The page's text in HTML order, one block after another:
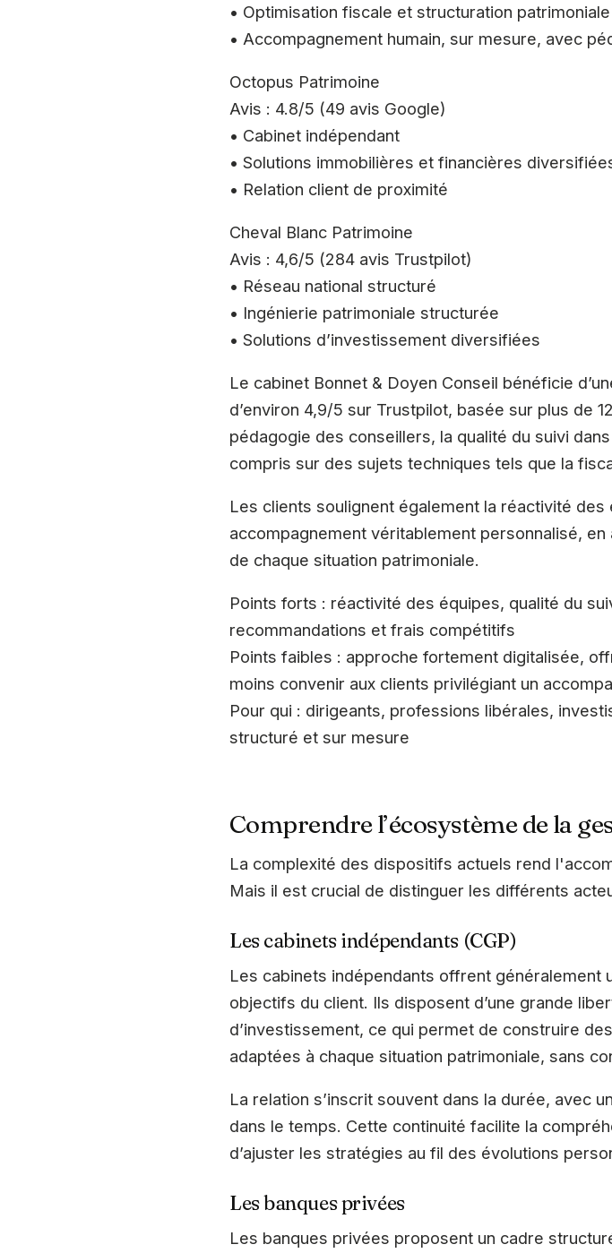
• Optimisation fiscale et structuration
• Accompagnement humain, sur mesure, avec
Octopus Patrimoine
Avis : 4.8/5 (49 avis Google)
• Cabinet indépendant
• Solutions immobilières et financières
• Relation client de proximité
Cheval Blanc Patrimoine
Avis : 4,6/5 (284 avis Trustpilot)
• Réseau national structuré
• Ingénierie patrimoniale structurée
• Solutions d’investissement diversifiées
Le cabinet Bonnet & Doyen Conseil bénéficie
d’environ 4,9/5 sur Trustpilot, basée sur plus de
pédagogie des conseillers, la qualité du suivi
compris sur des sujets techniques tels que la
Les clients soulignent également la réactivité
accompagnement véritablement personnalisé,
de chaque situation patrimoniale.
Points forts : réactivité des équipes, qualité du
recommandations et frais compétitifs
Points faibles : approche fortement digitalisée,
moins convenir aux clients privilégiant un
Pour qui : dirigeants, professions libérales,
structuré et sur mesure
Comprendre l’écosystème de la
La complexité des dispositifs actuels rend
Mais il est crucial de distinguer les différents
Les cabinets indépendants (CGP)
Les cabinets indépendants offrent généralement
objectifs du client. Ils disposent d’une grande
d’investissement, ce qui permet de construire
adaptées à chaque situation patrimoniale, sans
La relation s’inscrit souvent dans la durée, avec
dans le temps. Cette continuité facilite la
d’ajuster les stratégies au fil des évolutions
Les banques privées
Les banques privées proposent un cadre